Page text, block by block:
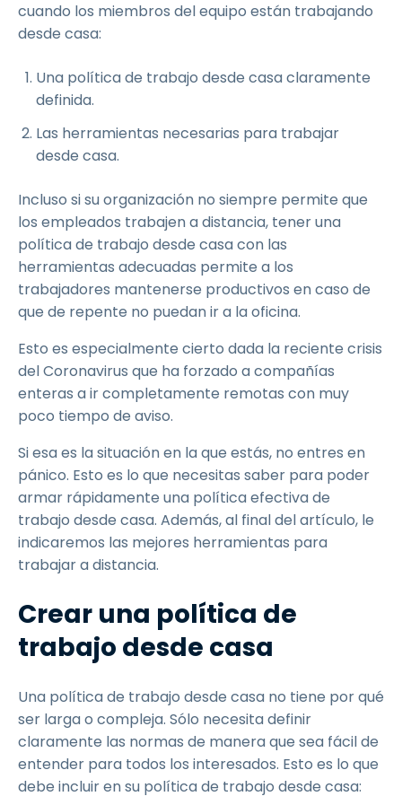
cuando los miembros del equipo están trabajando
desde casa:
Una política de trabajo desde casa claramente
definida.
Las herramientas necesarias para trabajar
desde casa.
Incluso si su organización no siempre permite que
los empleados trabajen a distancia, tener una
política de trabajo desde casa con las
herramientas adecuadas permite a los
trabajadores mantenerse productivos en caso de
que de repente no puedan ir a la oficina.
Esto es especialmente cierto dada la reciente crisis
del Coronavirus que ha forzado a compañías
enteras a ir completamente remotas con muy
poco tiempo de aviso.
Si esa es la situación en la que estás, no entres en
pánico. Esto es lo que necesitas saber para poder
armar rápidamente una política efectiva de
trabajo desde casa. Además, al final del artículo, le
indicaremos las mejores herramientas para
trabajar a distancia.
Crear una política de
trabajo desde casa
Una política de trabajo desde casa no tiene por qué
ser larga o compleja. Sólo necesita definir
claramente las normas de manera que sea fácil de
entender para todos los interesados. Esto es lo que
debe incluir en su política de trabajo desde casa: